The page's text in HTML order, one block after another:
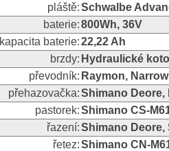
pláště:Schwalbe
baterie:800Wh, 36V
kapacita baterie:22,22 Ah
brzdy: Hydraulické
převodník: Raymon,
přehazovačka:Shimano Deore,
pastorek:Shimano CS-
řazení:Shimano Deore,
řetez:Shimano CN-